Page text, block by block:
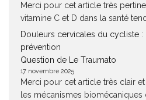
Merci pour cet article très
vitamine C et D dans la santé
Douleurs cervicales du cycliste :
prévention
Question de Le Traumato
17 novembre 2025
Merci pour cet article très clair
les mécanismes